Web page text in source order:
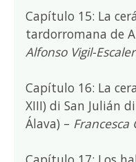
Capítulo 15: La
tardorromana de
Alfonso Vigil-
Capítulo 16: La
XIII) di San Julián
Álava) – Francesca